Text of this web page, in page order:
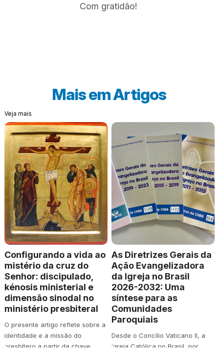
Com gratidão!
Mais emArtigos
Veja mais
Configurando a vida ao
mistério da cruz do
Senhor: discipulado,
kénosis ministerial e
dimensão sinodal no
ministério presbiteral
O presente artigo reflete sobre a
identidade e a missão do
presbítero a partir da chave
As Diretrizes Gerais da
Ação Evangelizadora
da Igreja no Brasil
2026-2032: Uma
síntese para as
Comunidades
Paroquiais
Desde o Concílio Vaticano II, a
Igreja Católica no Brasil, por